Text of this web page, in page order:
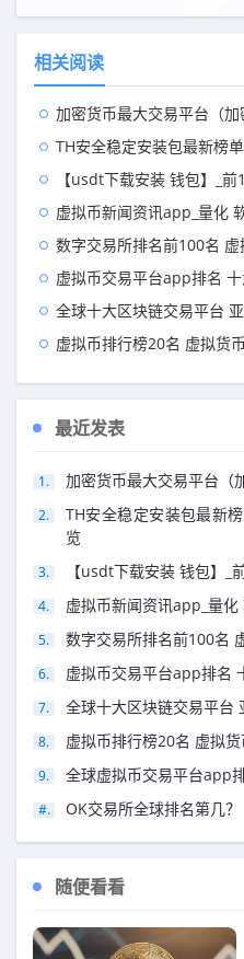
相关阅读
加密货币最大交易平台（
TH安全稳定安装包最新榜
【usdt下载安装 钱包】_
虚拟币新闻资讯app_量化
数字交易所排名前100名
虚拟币交易平台app排名
全球十大区块链交易平台
虚拟币排行榜20名 虚拟货
最近发表
加密货币最大交易平台（
TH安全稳定安装包最新
览
【usdt下载安装 钱包】
虚拟币新闻资讯app_量化
数字交易所排名前100名
虚拟币交易平台app排名
全球十大区块链交易平台
虚拟币排行榜20名 虚拟
全球虚拟币交易平台app
OK交易所全球排名第几
随便看看